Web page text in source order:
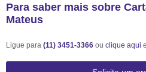
Para saber mais sobre
Mateus
Ligue para (11) 3451-3366 ou clique aqui